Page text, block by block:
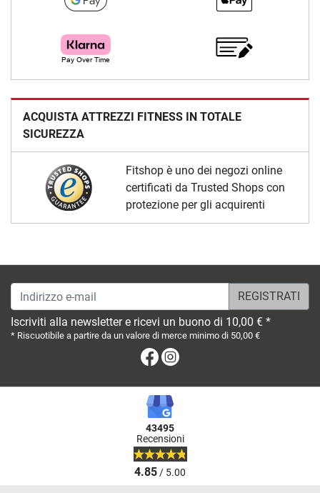
ACQUISTA ATTREZZI FITNESS IN TOTALE
SICUREZZA
Fitshop è uno dei negozi online
certificati da Trusted Shops con
protezione per gli acquirenti
Indirizzo e-mail
Iscriviti alla newsletter e ricevi un buono di 10,00 € *
* Riscuotibile a partire da un valore di merce minimo di 50,00 €
Facebook
43495
Recensioni
4.85/ 5.00